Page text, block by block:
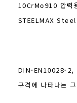
10CrMo910 압력
STEELMAX
DIN-EN10028-2,
규격에 나타나는